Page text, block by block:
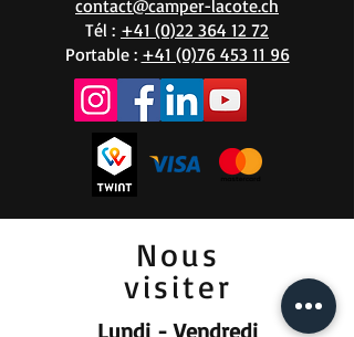
contact@camper-lacote.ch
Tél : +41 (0)22 364 12 72
Portable : +41 (0)76 453 11 96
Nous
visiter
Lundi - Vendredi